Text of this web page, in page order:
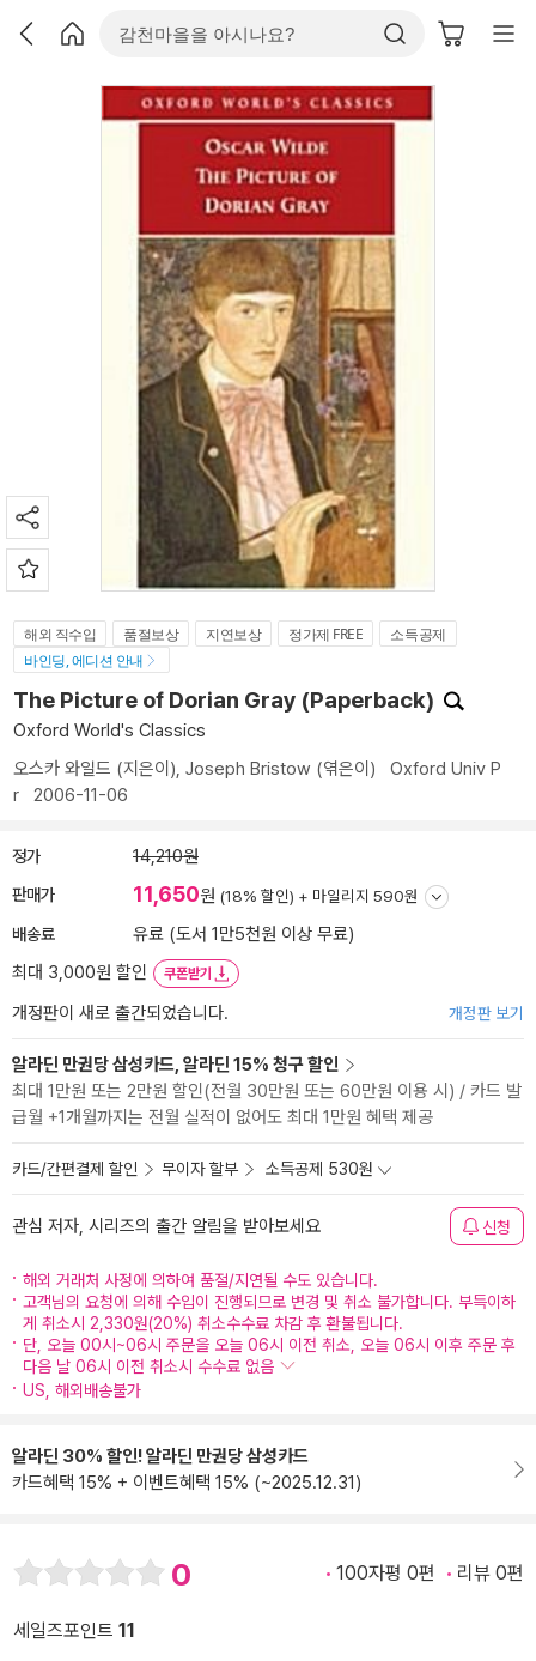
해외 직수입 품절보상 지연보상 정가제 FREE
소득공제
바인딩, 에디션 안내
The Picture of Dorian Gray (Paperback)
Oxford World's Classics
오스카 와일드 (지은이), Joseph Bristow (엮은이) Oxford Univ P
r 2006-11-06
정가 14,210원
판매가 11,650원 (18% 할인) + 마일리지 590원
배송료
유료 (도서 1만5천원 이상 무료)
최대 3,000원 할인
쿠폰받기
개정판이 새로 출간되었습니다. 개정판 보기
알라딘 만권당 삼성카드, 알라딘 15% 청구 할인
최대 1만원 또는 2만원 할인(전월 30만원 또는 60만원 이용 시) / 카드 발
급월 +1개월까지는 전월 실적이 없어도 최대 1만원 혜택 제공
카드/간편결제 할인 무이자 할부 소득공제 530원
관심 저자, 시리즈의 출간 알림을 받아보세요 신청
해외 거래처 사정에 의하여 품절/지연될 수도 있습니다.
고객님의 요청에 의해 수입이 진행되므로 변경 및 취소 불가합니다. 부득이하
게 취소시 2,330원(20%) 취소수수료 차감 후 환불됩니다.
단, 오늘 00시~06시 주문을 오늘 06시 이전 취소, 오늘 06시 이후 주문 후
다음 날 06시 이전 취소시 수수료 없음
US, 해외배송불가
알라딘 30% 할인! 알라딘 만권당 삼성카드
카드혜택 15% + 이벤트혜택 15% (~2025.12.31)
0 100자평 0편 리뷰 0편
세일즈포인트 11